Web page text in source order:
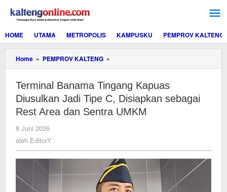
konten
HOME
UTAMA METROPOLIS KAMPUSKU PEMPROV KALTENG
Home » PEMPROV KALTENG »
Banama
Kapuas
Diusulkan
Jadi
Tipe
Rest
Area
dan
Sentra
UMKM
Terminal Banama Tingang Kapuas
Diusulkan Jadi Tipe C, Disiapkan sebagai
Rest Area dan Sentra UMKM
8 Juni 2026
oleh EditorY